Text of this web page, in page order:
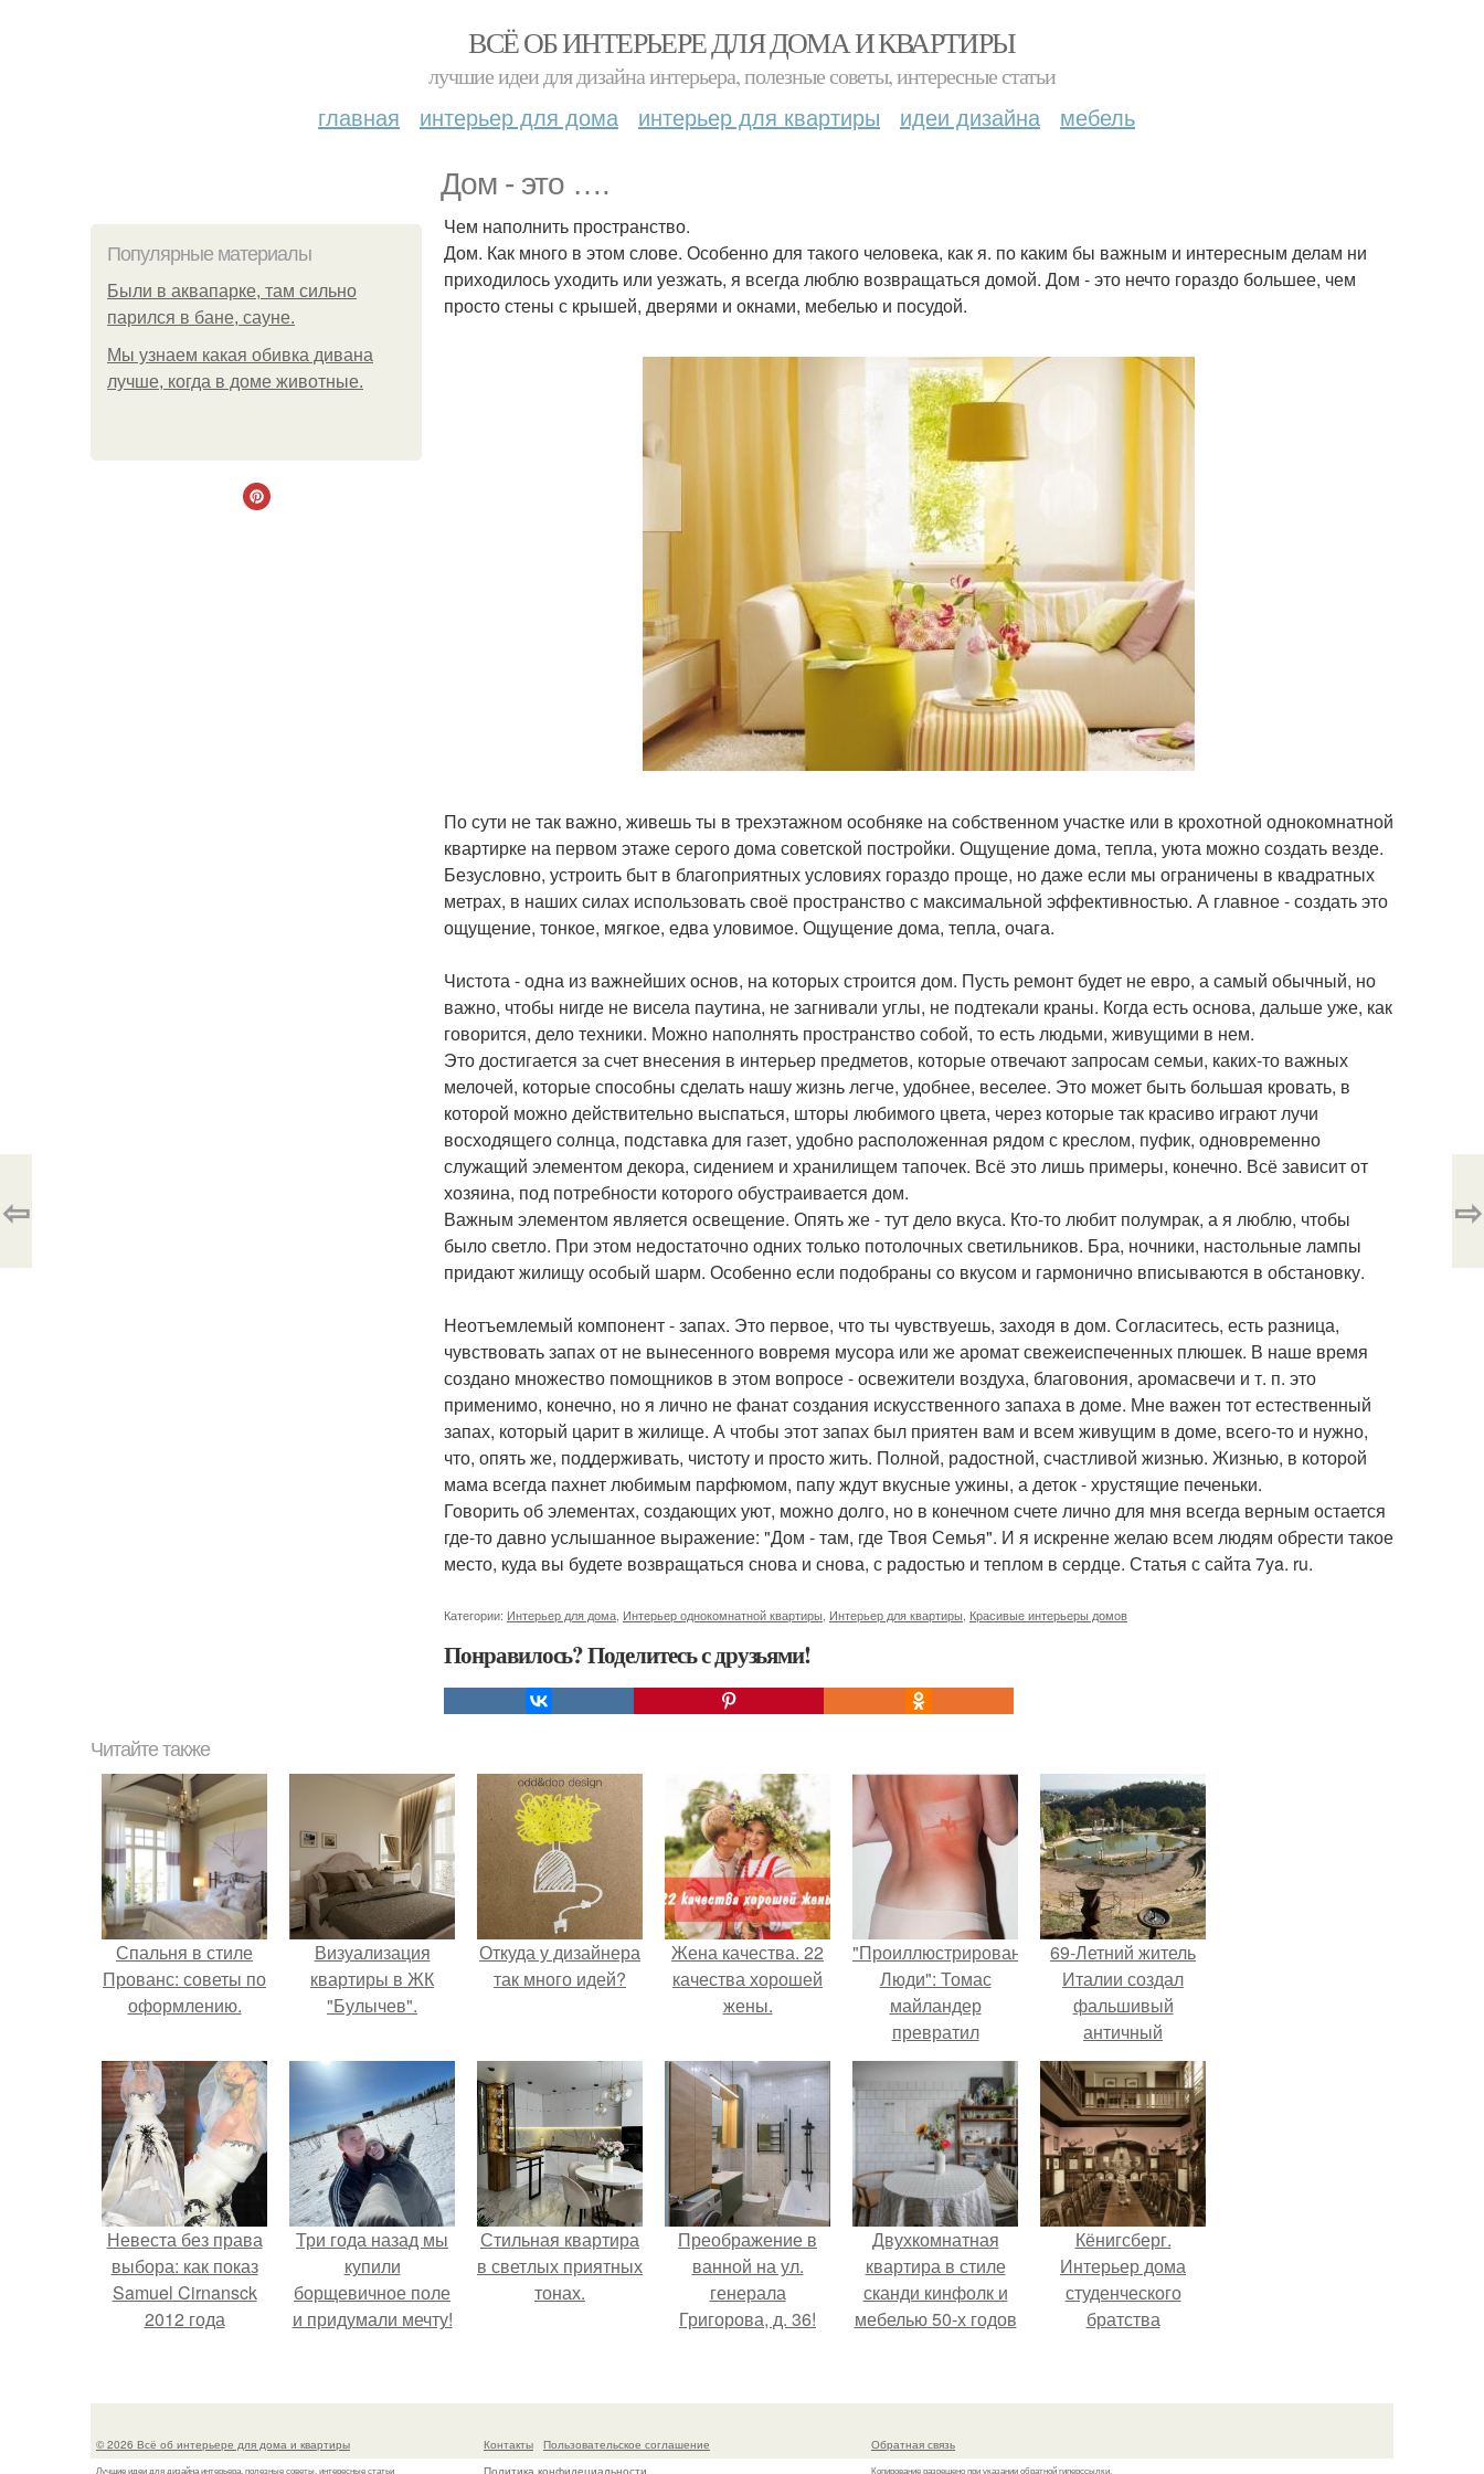
ВСЁ ОБ ИНТЕРЬЕРЕ ДЛЯ ДОМА И КВАРТИРЫ
лучшие идеи для дизайна интерьера, полезные советы, интересные статьи
главная интерьер для дома интерьер для квартиры идеи дизайна мебель
Дом - это ….
Популярные материалы
Были в аквапарке, там сильно
парился в бане, сауне.
Мы узнаем какая обивка дивана
лучше, когда в доме животные.
Чем наполнить пространство.
Дом. Как много в этом слове. Особенно для такого человека, как я. по каким бы важным и интересным делам ни
приходилось уходить или уезжать, я всегда люблю возвращаться домой. Дом - это нечто гораздо большее, чем
просто стены с крышей, дверями и окнами, мебелью и посудой.
По сути не так важно, живешь ты в трехэтажном особняке на собственном участке или в крохотной однокомнатной
квартирке на первом этаже серого дома советской постройки. Ощущение дома, тепла, уюта можно создать везде.
Безусловно, устроить быт в благоприятных условиях гораздо проще, но даже если мы ограничены в квадратных
метрах, в наших силах использовать своё пространство с максимальной эффективностью. А главное - создать это
ощущение, тонкое, мягкое, едва уловимое. Ощущение дома, тепла, очага.
Чистота - одна из важнейших основ, на которых строится дом. Пусть ремонт будет не евро, а самый обычный, но
важно, чтобы нигде не висела паутина, не загнивали углы, не подтекали краны. Когда есть основа, дальше уже, как
говорится, дело техники. Можно наполнять пространство собой, то есть людьми, живущими в нем.
Это достигается за счет внесения в интерьер предметов, которые отвечают запросам семьи, каких-то важных
мелочей, которые способны сделать нашу жизнь легче, удобнее, веселее. Это может быть большая кровать, в
которой можно действительно выспаться, шторы любимого цвета, через которые так красиво играют лучи
восходящего солнца, подставка для газет, удобно расположенная рядом с креслом, пуфик, одновременно
служащий элементом декора, сидением и хранилищем тапочек. Всё это лишь примеры, конечно. Всё зависит от
хозяина, под потребности которого обустраивается дом.
Важным элементом является освещение. Опять же - тут дело вкуса. Кто-то любит полумрак, а я люблю, чтобы
было светло. При этом недостаточно одних только потолочных светильников. Бра, ночники, настольные лампы
придают жилищу особый шарм. Особенно если подобраны со вкусом и гармонично вписываются в обстановку.
Неотъемлемый компонент - запах. Это первое, что ты чувствуешь, заходя в дом. Согласитесь, есть разница,
чувствовать запах от не вынесенного вовремя мусора или же аромат свежеиспеченных плюшек. В наше время
создано множество помощников в этом вопросе - освежители воздуха, благовония, аромасвечи и т. п. это
применимо, конечно, но я лично не фанат создания искусственного запаха в доме. Мне важен тот естественный
запах, который царит в жилище. А чтобы этот запах был приятен вам и всем живущим в доме, всего-то и нужно,
что, опять же, поддерживать, чистоту и просто жить. Полной, радостной, счастливой жизнью. Жизнью, в которой
мама всегда пахнет любимым парфюмом, папу ждут вкусные ужины, а деток - хрустящие печеньки.
Говорить об элементах, создающих уют, можно долго, но в конечном счете лично для мня всегда верным остается
где-то давно услышанное выражение: "Дом - там, где Твоя Семья". И я искренне желаю всем людям обрести такое
место, куда вы будете возвращаться снова и снова, с радостью и теплом в сердце. Статья с сайта 7ya. ru.
Категории: Интерьер для дома Интерьер однокомнатной квартиры Интерьер для квартиры Красивые интерьеры домов
Понравилось? Поделитесь с друзьями!
⇦ ⇨
Читайте также
Спальня в стиле
Прованс: советы по
оформлению.
Визуализация
квартиры в ЖК
"Булычев".
Откуда у дизайнера
так много идей?
Жена качества. 22
качества хорошей
жены.
"Проиллюстрированные
Люди": Томас
майландер
превратил
солнечные ожоги в
арт - объект.
69-Летний житель
Италии создал
фальшивый
античный
амфитеатр и
долгое время
успешно выдавал
его за настоящее
историческое
наследие.
Невеста без права
выбора: как показ
Samuel Cirnansck
2012 года
принуждения.
Три года назад мы
купили
борщевичное поле
и придумали мечту!
Стильная квартира
в светлых приятных
тонах.
Преображение в
ванной на ул.
генерала
Григорова, д. 36!
Двухкомнатная
квартира в стиле
сканди кинфолк и
мебелью 50-х годов
Кёнигсберг.
Интерьер дома
студенческого
братства
© 2026 Всё об интерьере для дома и квартиры
Лучшие идеи для дизайна интерьера, полезные советы, интересные статьи
Контакты
Пользовательское соглашение
Политика конфидециальности
Обратная связь
Копирование разрешено при указании обратной гиперссылки.